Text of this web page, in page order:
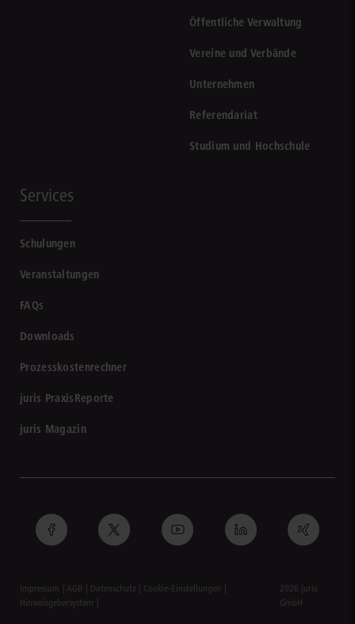
Öffentliche Verwaltung
Vereine und Verbände
Unternehmen
Referendariat
Studium und Hochschule
Services
Schulungen
Veranstaltungen
FAQs
Downloads
Prozesskostenrechner
juris PraxisReporte
juris Magazin
Impressum AGB Datenschutz
Cookie-Einstellungen
Hinweisgebersystem
2026 juris
GmbH